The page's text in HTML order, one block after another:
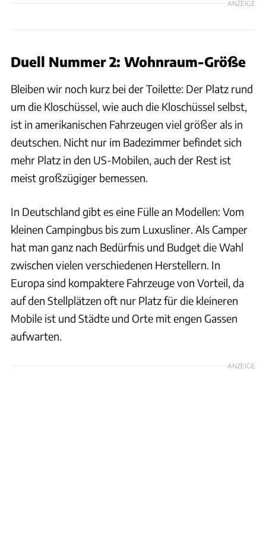
ANZEIGE
Duell Nummer 2: Wohnraum-Größe
Bleiben wir noch kurz bei der Toilette: Der Platz rund
um die Kloschüssel, wie auch die Kloschüssel selbst,
ist in amerikanischen Fahrzeugen viel größer als in
deutschen. Nicht nur im Badezimmer befindet sich
mehr Platz in den US-Mobilen, auch der Rest ist
meist großzügiger bemessen.
In Deutschland gibt es eine Fülle an Modellen: Vom
kleinen Campingbus bis zum Luxusliner. Als Camper
hat man ganz nach Bedürfnis und Budget die Wahl
zwischen vielen verschiedenen Herstellern. In
Europa sind kompaktere Fahrzeuge von Vorteil, da
auf den Stellplätzen oft nur Platz für die kleineren
Mobile ist und Städte und Orte mit engen Gassen
aufwarten.
ANZEIGE